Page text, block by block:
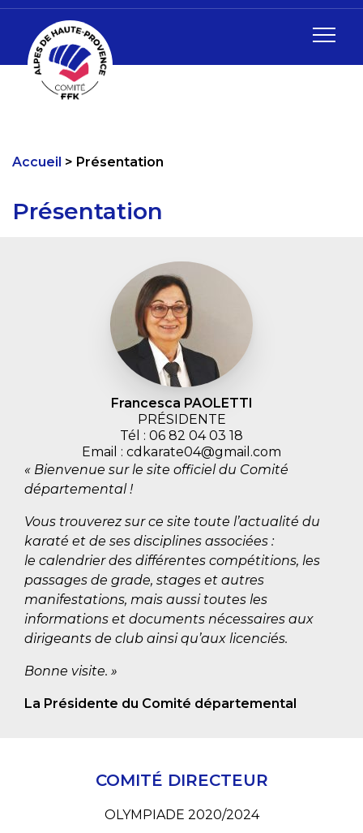
Accueil Présentation
Présentation
Francesca PAOLETTI
PRÉSIDENTE
Tél : 06 82 04 03 18
Email : cdkarate04@gmail.com
« Bienvenue sur le site officiel du Comité
départemental !
Vous trouverez sur ce site toute l’actualité du
karaté et de ses disciplines associées :
le calendrier des différentes compétitions, les
passages de grade, stages et autres
manifestations, mais aussi toutes les
informations et documents nécessaires aux
dirigeants de club ainsi qu’aux licenciés.
Bonne visite. »
La Présidente du Comité départemental
COMITÉ DIRECTEUR
OLYMPIADE 2020/2024